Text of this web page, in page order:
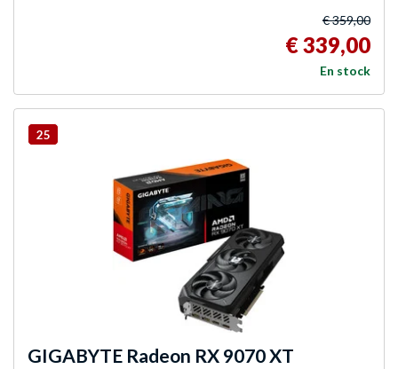
€ 359,00
€ 339,00
En stock
25
GIGABYTE Radeon RX 9070 XT